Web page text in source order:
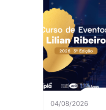
04/08/2026